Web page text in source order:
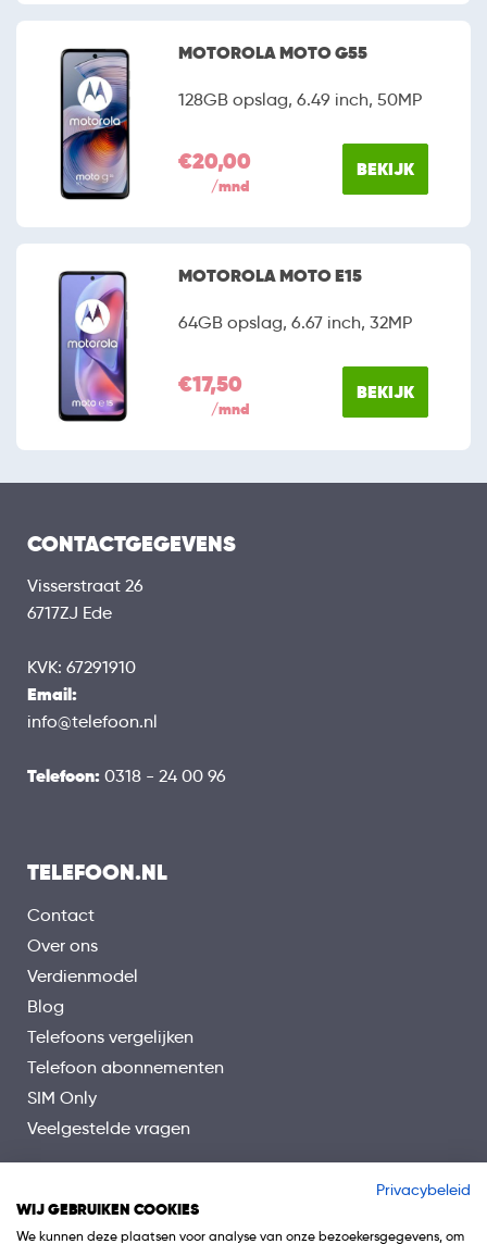
MOTOROLA MOTO G55
128GB opslag, 6.49 inch, 50MP
€20,00
/mnd
BEKIJK
MOTOROLA MOTO E15
64GB opslag, 6.67 inch, 32MP
€17,50
/mnd
BEKIJK
CONTACTGEGEVENS
Visserstraat 26
6717ZJ Ede
KVK: 67291910
Email:
info@telefoon.nl
Telefoon: 0318 - 24 00 96
TELEFOON.NL
Contact
Over ons
Verdienmodel
Blog
Telefoons vergelijken
Telefoon abonnementen
SIM Only
Veelgestelde vragen
Privacybeleid
WIJ GEBRUIKEN COOKIES
We kunnen deze plaatsen voor analyse van onze bezoekersgegevens, om